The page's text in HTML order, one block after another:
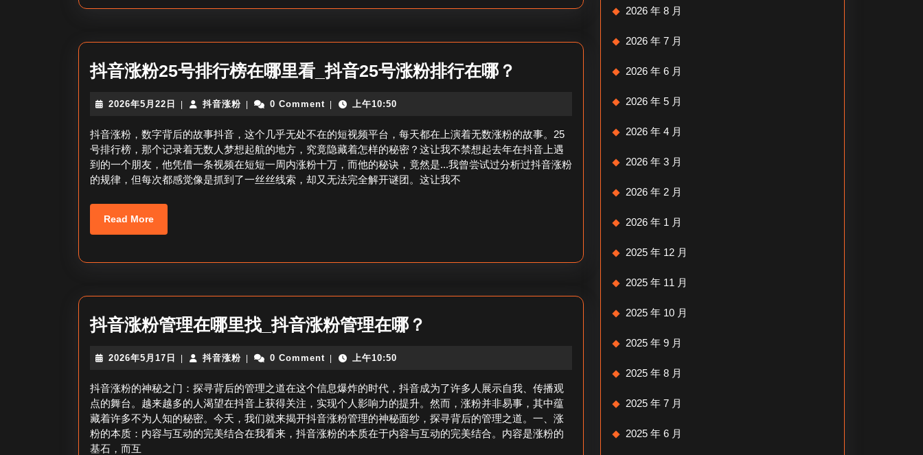
能
看
到
抖
音
收
法
抖音涨粉25号排行榜在哪里看_抖音25号涨粉排行在哪？
粉
25
号
里
音
25
号
涨
2026年5月22日
2026
5
月
22
日
抖音涨粉抖
涨
粉
0 Comment 上午10:50
抖音涨粉，数字背后的故事抖音，这个几乎无处不在的短视频平台，每天都在上演着无数涨粉的故事。25
号排行榜，那个记录着无数人梦想起航的地方，究竟隐藏着怎样的秘密？这让我不禁想起去年在抖音上遇
到的一个朋友，他凭借一条视频在短短一周内涨粉十万，而他的秘诀，竟然是...我曾尝试过分析过抖音涨粉
的规律，但每次都感觉像是抓到了一丝丝线索，却又无法完全解开谜团。这让我不
Read MoreRead
More
抖音涨粉管理在哪里找_抖音涨粉管理在哪？
粉
管
理
2026年5月17日
2026
5
月
17
日
抖音涨粉抖
涨
粉
0 Comment 上午10:50
抖音涨粉的神秘之门：探寻背后的管理之道在这个信息爆炸的时代，抖音成为了许多人展示自我、传播观
点的舞台。越来越多的人渴望在抖音上获得关注，实现个人影响力的提升。然而，涨粉并非易事，其中蕴
藏着许多不为人知的秘密。今天，我们就来揭开抖音涨粉管理的神秘面纱，探寻背后的管理之道。一、涨
粉的本质：内容与互动的完美结合在我看来，抖音涨粉的本质在于内容与互动的完美结合。内容是涨粉的
基石，而互
2026 年 8 月
2026 年 7 月
2026 年 6 月
2026 年 5 月
2026 年 4 月
2026 年 3 月
2026 年 2 月
2026 年 1 月
2025 年 12 月
2025 年 11 月
2025 年 10 月
2025 年 9 月
2025 年 8 月
2025 年 7 月
2025 年 6 月